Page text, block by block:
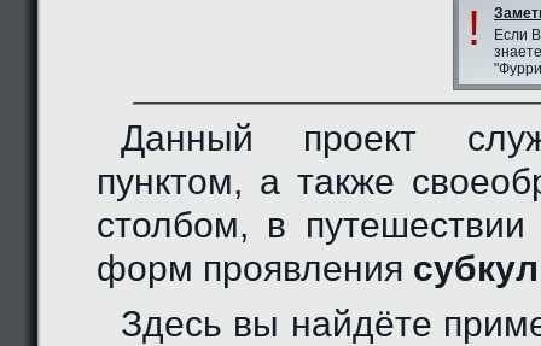
!
Если
Данный проект
пунктом, а также
столбом, в
форм проявления
Здесь вы найдёте